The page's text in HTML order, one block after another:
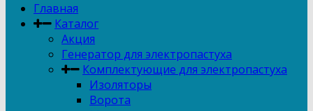
Главная
Каталог
Акция
Генератор для электропастуха
Комплектующие для электропастуха
Изоляторы
Ворота